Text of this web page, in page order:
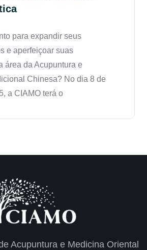
para expandir seus
e aperfeiçoar suas
área da Acupuntura e
Chinesa? No dia 8 de
a CIAMO terá o
Acupuntura e Medicina Oriental